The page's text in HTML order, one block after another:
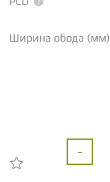
Ширина обода (мм)
-